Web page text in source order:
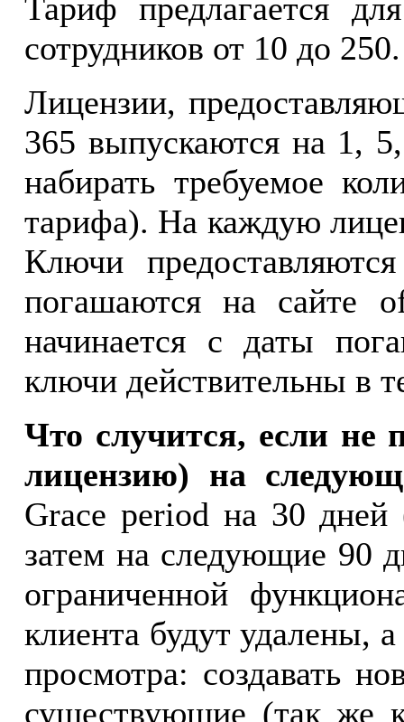
Тариф предлагается
сотрудников от 10 до 250.
Лицензии,
365 выпускаются на 1,
набирать требуемое
тарифа). На каждую
Ключи
погашаются на сайте
начинается с даты
ключи действительны в
Что случится, если не
лицензию) на
Grace period на 30 дней
затем на следующие 90
ограниченной
клиента будут удалены,
просмотра: создавать
существующие (так же